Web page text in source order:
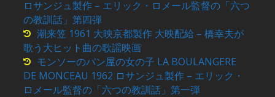
ロサンジュ製作 – エリック・ロメール監督の「六つ
の教訓話」第四弾
潮来笠 1961 大映京都製作 大映配給 – 橋幸夫が
歌う大ヒット曲の歌謡映画
モンソーのパン屋の女の子 LA BOULANGERE
DE MONCEAU 1962 ロサンジュ製作 – エリック・
ロメール監督の「六つの教訓話」第一弾